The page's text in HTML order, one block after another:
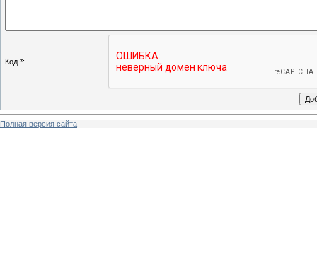
Код *:
Полная версия сайта